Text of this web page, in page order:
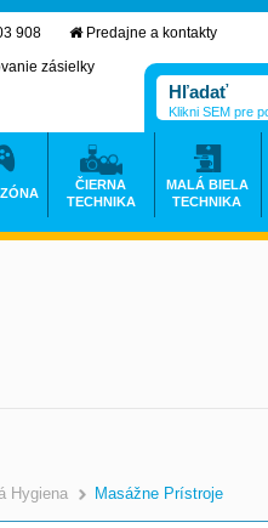
Hygiena Masážne Prístroje
908
Predajne a kontakty
zásielky
Klikni SEM pre
ČIERNA
TECHNIKA
MALÁ BIELA
TECHNIKA